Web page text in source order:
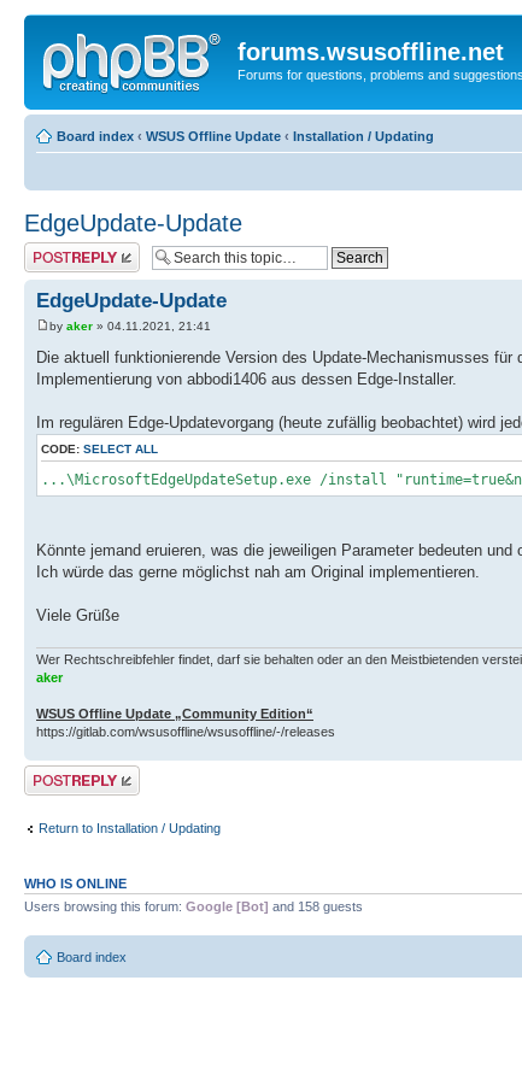
forums.wsusoffline.net
Forums for questions, problems and
Board index ‹ WSUS Offline Update ‹ Installation / Updating
EdgeUpdate-Update
Post a reply
EdgeUpdate-Update
by aker » 04.11.2021, 21:41
Die aktuell funktionierende Version des Update-Mechanismusses
Implementierung von abbodi1406 aus dessen Edge-Installer.
Im regulären Edge-Updatevorgang (heute zufällig beobachtet) wird
CODE: SELECT ALL
...\MicrosoftEdgeUpdateSetup.exe /install
Könnte jemand eruieren, was die jeweiligen Parameter bedeuten
Ich würde das gerne möglichst nah am Original implementieren.
Viele Grüße
Wer Rechtschreibfehler findet, darf sie behalten oder an den Meistbietenden
aker
WSUS Offline Update „Community Edition“
https://gitlab.com/wsusoffline/wsusoffline/-/releases
Post a reply
Return to Installation / Updating
WHO IS ONLINE
Users browsing this forum: Google [Bot] and 158 guests
Board index